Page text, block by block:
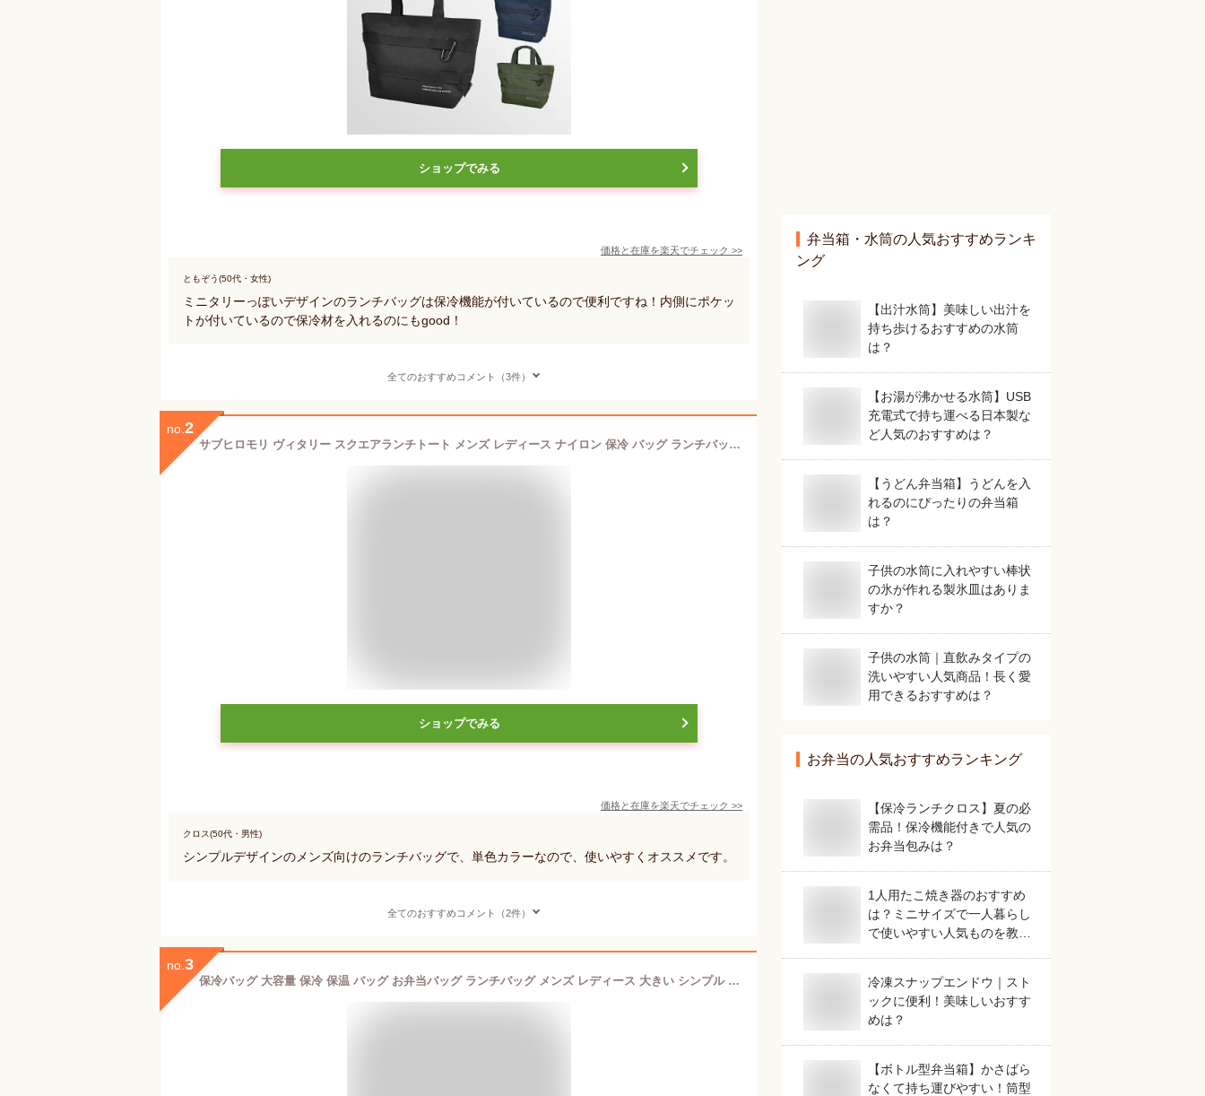
ショップでみる
価格と在庫を楽天でチェック >>
ともぞう(50代・女性)
ミニタリーっぽいデザインのランチバッグは保冷機能が付いているので便利ですね！内側にポケッ
トが付いているので保冷材を入れるのにもgood！
全てのおすすめコメント（3件）
no. 2
サブヒロモリ ヴィタリー スクエアランチトート メンズ レディース ナイロン 保冷 バッグ ランチバッグ 保冷・保温 ランチトート トートバッグ 無地 シンプル おしゃれ ブラック ネイビー ベージュ
ショップでみる
価格と在庫を楽天でチェック >>
クロス(50代・男性)
シンプルデザインのメンズ向けのランチバッグで、単色カラーなので、使いやすくオススメです。
全てのおすすめコメント（2件）
no. 3
保冷バッグ 大容量 保冷 保温 バッグ お弁当バッグ ランチバッグ メンズ レディース 大きい シンプル 通勤 通学 買い物
弁当箱・水筒の人気おすすめランキ
ング
【出汁水筒】美味しい出汁を
持ち歩けるおすすめの水筒
は？
【お湯が沸かせる水筒】USB
充電式で持ち運べる日本製な
ど人気のおすすめは？
【うどん弁当箱】うどんを入
れるのにぴったりの弁当箱
は？
子供の水筒に入れやすい棒状
の氷が作れる製氷皿はありま
すか？
子供の水筒｜直飲みタイプの
洗いやすい人気商品！長く愛
用できるおすすめは？
お弁当の人気おすすめランキング
【保冷ランチクロス】夏の必
需品！保冷機能付きで人気の
お弁当包みは？
1人用たこ焼き器のおすすめ
は？ミニサイズで一人暮らし
で使いやすい人気ものを教え
冷凍スナップエンドウ｜スト
ックに便利！美味しいおすす
めは？
【ボトル型弁当箱】かさばら
なくて持ち運びやすい！筒型